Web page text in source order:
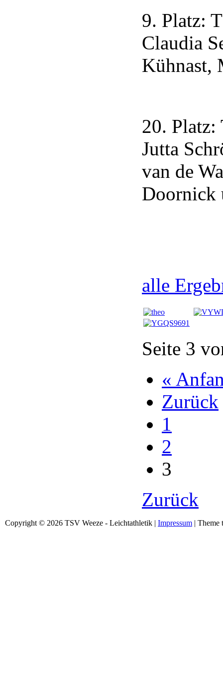
9. Platz:
Claudia
Kühnast,
20. Platz:
Jutta
van de
Doornick
alle
Seite 3
«
Zurück
1
2
3
Zurück
Copyright © 2026 TSV Weeze - Leichtathletik | Impressum | Theme